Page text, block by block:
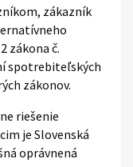
zákazník
zákona č.
spotrebiteľských
zákonov.
riešenie
je Slovenská
oprávnená